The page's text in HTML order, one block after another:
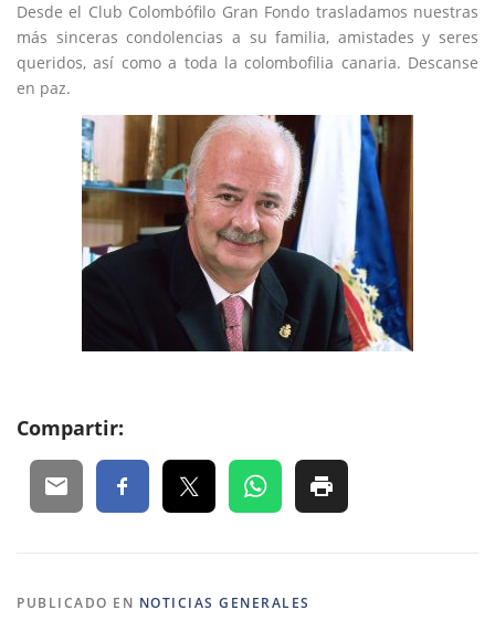
Desde el Club Colombófilo Gran Fondo trasladamos nuestras
más sinceras condolencias a su familia, amistades y seres
queridos, así como a toda la colombofilia canaria. Descanse
en paz.
Compartir:
PUBLICADO EN NOTICIAS GENERALES